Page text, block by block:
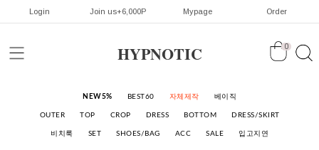
Login Join us+6,000P Mypage Order
HYPNOTIC 0
NEW5% BEST60 자체제작 베이직
OUTER TOP CROP DRESS BOTTOM DRESS/SKIRT
비치룩 SET SHOES/BAG ACC SALE 입고지연